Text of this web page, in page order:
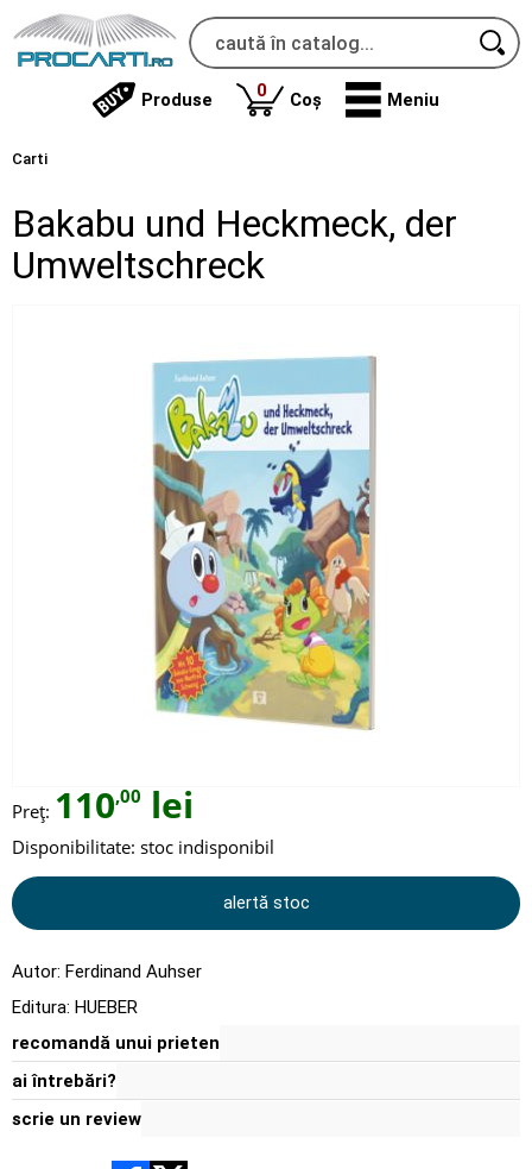
Produse 0produse
Coș Meniu
Carti
Bakabu und Heckmeck, der
Umweltschreck
Preț: 110,00 lei
Disponibilitate: stoc indisponibil
alertă stoc
Autor: Ferdinand Auhser
Editura: HUEBER
recomandă unui prieten
ai întrebări?
scrie un review